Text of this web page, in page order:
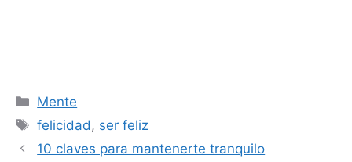
Categorías
Mente
Etiquetas
felicidad, ser feliz
10 claves para mantenerte tranquilo